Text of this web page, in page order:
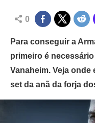
0
Para conseguir a
primeiro é
Vanaheim. Veja
set da anã da forja